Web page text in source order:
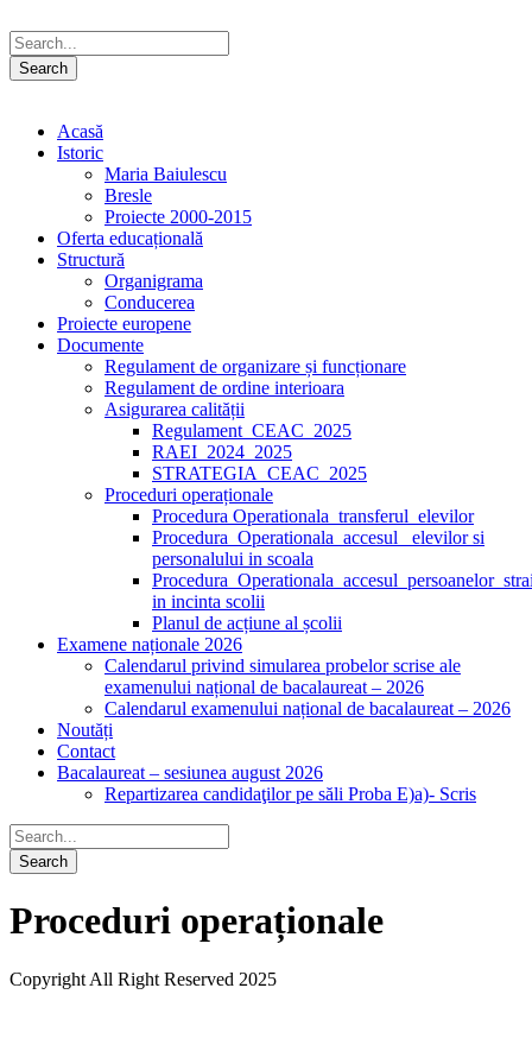
Acasă
Istoric
Maria Baiulescu
Bresle
Proiecte 2000-2015
Oferta educațională
Structură
Organigrama
Conducerea
Proiecte europene
Documente
Regulament de organizare și funcționare
Regulament de ordine interioara
Asigurarea calității
Regulament_CEAC_2025
RAEI_2024_2025
STRATEGIA_CEAC_2025
Proceduri operaționale
Procedura Operationala_transferul_elevilor
Procedura_Operationala_accesul _elevilor si
personalului in scoala
in incinta scolii
Planul de acțiune al școlii
Examene naționale 2026
Calendarul privind simularea probelor scrise ale
examenului național de bacalaureat – 2026
Calendarul examenului național de bacalaureat – 2026
Noutăți
Contact
Bacalaureat – sesiunea august 2026
Repartizarea candidaţilor pe săli Proba E)a)- Scris
Proceduri operaționale
Copyright All Right Reserved 2025